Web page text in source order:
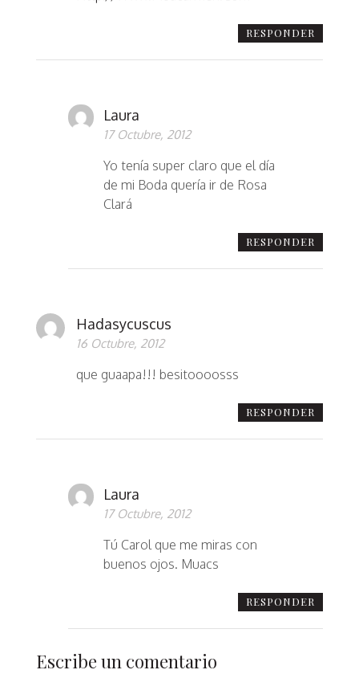
RESPONDER
Laura
17 Octubre, 2012
Yo tenía super claro que el día
de mi Boda quería ir de Rosa
Clará
RESPONDER
Hadasycuscus
16 Octubre, 2012
que guaapa!!! besitoooosss
RESPONDER
Laura
17 Octubre, 2012
Tú Carol que me miras con
buenos ojos. Muacs
RESPONDER
Escribe un comentario